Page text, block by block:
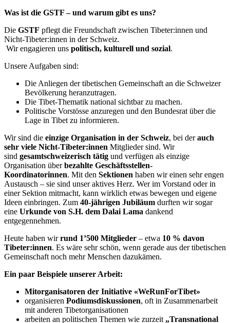
Was ist die GSTF – und warum gibt es uns?
Die GSTF pflegt die Freundschaft zwischen Tibeter:innen und
Nicht-Tibeter:innen in der Schweiz.
Wir engagieren uns politisch, kulturell und sozial.
Unsere Aufgaben sind:
Die Anliegen der tibetischen Gemeinschaft an die Schweizer
Bevölkerung heranzutragen.
Die Tibet-Thematik national sichtbar zu machen.
Politische Vorstösse anzuregen und den Bundesrat über die
Lage in Tibet zu informieren.
Wir sind die einzige Organisation in der Schweiz, bei derauch
sehr viele Nicht-Tibeter:innen Mitglieder sind. Wir
sind gesamtschweizerisch tätig und verfügen als einzige
Organisation überbezahlte Geschäftsstellen-
Koordinatorinnen. Mit den Sektionen haben wir einen sehr engen
Austausch – sie sind unser aktives Herz. Wer im Vorstand oder in
einer Sektion mitmacht, kann wirklich etwas bewegen und eigene
Ideen einbringen. Zum 40-jährigen Jubiläum durften wir sogar
eine Urkunde von S.H. dem Dalai Lama dankend
entgegennehmen.
Heute haben wirrund 1’500 Mitglieder – etwa 10 % davon
Tibeter:innen. Es wäre sehr schön, wenn gerade aus der tibetischen
Gemeinschaft noch mehr Menschen dazukämen.
Ein paar Beispiele unserer Arbeit:
Mitorganisatoren der Initiative «WeRunForTibet»
organisieren Podiumsdiskussionen, oft in Zusammenarbeit
mit anderen Tibetorganisationen
arbeiten an politischen Themen wie zurzeit „Transnational